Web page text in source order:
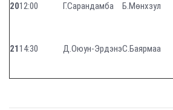
2012:00 Г.Сарандамба Б.Мөнхзул
2114:30 Д.Оюун-ЭрдэнэС.Баярмаа